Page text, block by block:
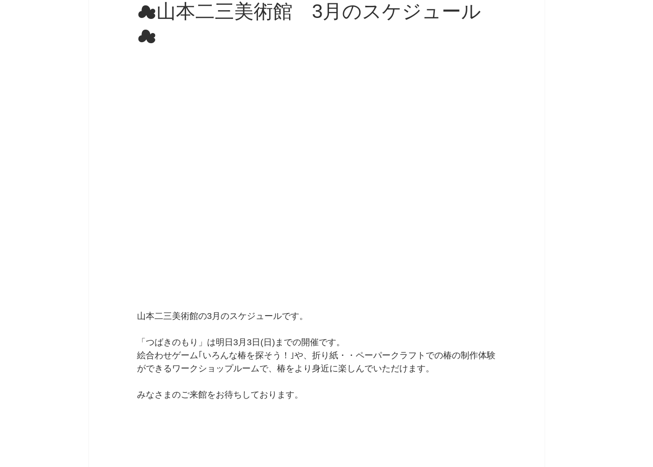
☁山本二三美術館 3月のスケジュール
☁
山本二三美術館の3月のスケジュールです。
「つばきのもり」は明日3月3日(日)までの開催です。
絵合わせゲーム｢いろんな椿を探そう！｣や、折り紙・・ペーパークラフトでの椿の制作体験
ができるワークショップルームで、椿をより身近に楽しんでいただけます。
みなさまのご来館をお待ちしております。